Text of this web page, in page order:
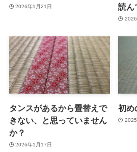
2026年1月21日
読ん
タンスがあるから畳替えで
きない、と思っていません
か？
2026年1月17日
初め